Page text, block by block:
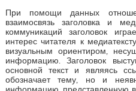
При помощи данных
взаимосвязь заголовка и
коммуникаций заголовок
интерес читателя к
визуальным ориентиром,
информацию. Заголовок
основной текст и являясь
обозначает тему, но и
информацию, представленную в